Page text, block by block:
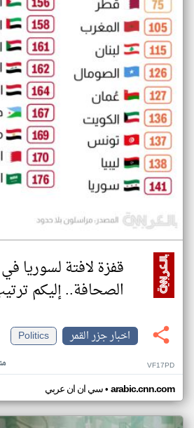
قفزة لافتة لسوريا
الصحافة.. إليكم
اخبار جزر القمر
Politics
VF17PD
سي ان ان عربي• arabic.cnn.com